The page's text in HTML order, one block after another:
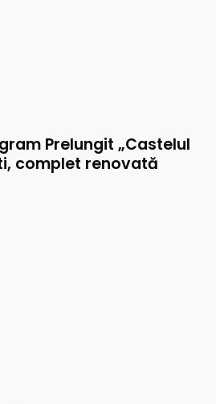
Prelungit „Castelul
complet renovată